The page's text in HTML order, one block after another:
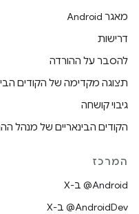
מאגר Android
דרישות
להסבר על ההורדה
תצוגה מקדימה של הקודים
גיבוי קושחה
הקודים הבינאריים של מנהל
המרכז
‫‎@Android ב-X
‫‎@AndroidDev ב-X